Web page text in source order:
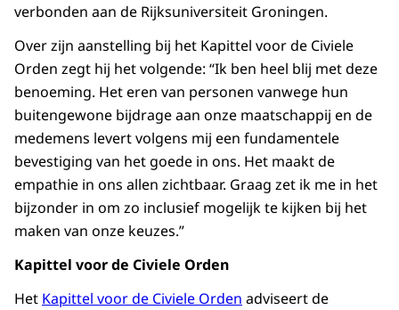
verbonden aan de Rijksuniversiteit Groningen.
Over zijn aanstelling bij het Kapittel voor de Civiele
Orden zegt hij het volgende: “Ik ben heel blij met deze
benoeming. Het eren van personen vanwege hun
buitengewone bijdrage aan onze maatschappij en de
medemens levert volgens mij een fundamentele
bevestiging van het goede in ons. Het maakt de
empathie in ons allen zichtbaar. Graag zet ik me in het
bijzonder in om zo inclusief mogelijk te kijken bij het
maken van onze keuzes.”
Kapittel voor de Civiele Orden
Het Kapittel voor de Civiele Orden adviseert de